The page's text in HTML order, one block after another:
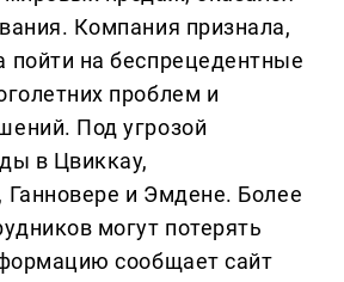
Компания признала,
пойти на беспрецедентные
проблем и
Под угрозой
в Цвиккау,
Ганновере и Эмдене. Более
могут потерять
сообщает сайт